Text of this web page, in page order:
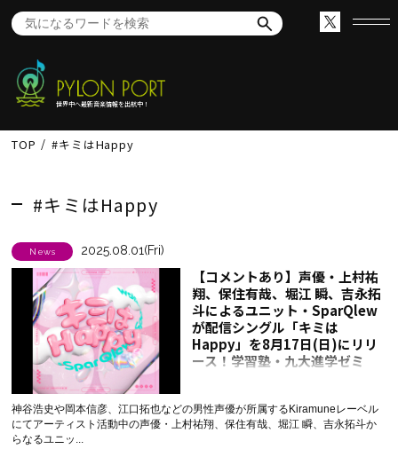
世界中へ最新音楽情報を出航中！
TOP #キミはHappy
#キミはHappy
News 2025.08.01(Fri)
【コメントあり】声優・上村祐
翔、保住有哉、堀江 瞬、吉永拓
斗によるユニット・SparQlew
が配信シングル「キミは
Happy」を8月17日(日)にリリ
ース！学習塾・九大進学ゼミ
神谷浩史や岡本信彦、江口拓也などの男性声優が所属するKiramuneレーベル
にてアーティスト活動中の声優・上村祐翔、保住有哉、堀江 瞬、吉永拓斗か
らなるユニッ...